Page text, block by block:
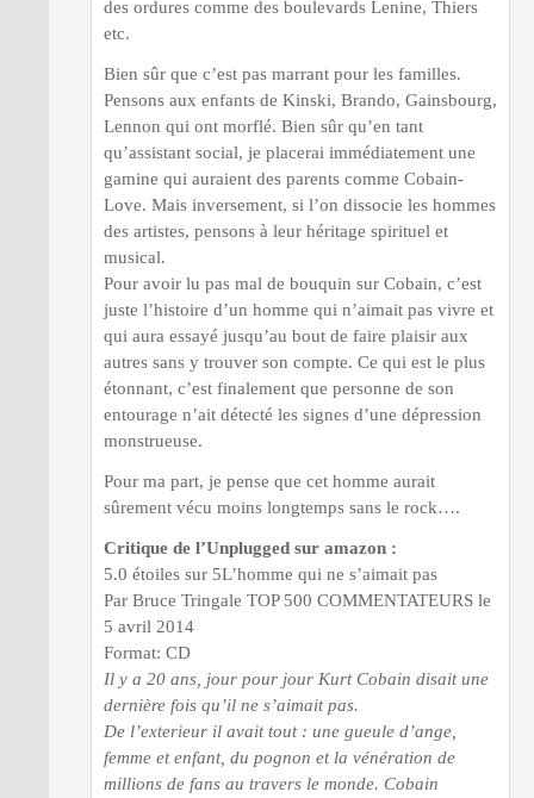
des ordures comme des boulevards Lenine, Thiers
etc.
Bien sûr que c’est pas marrant pour les familles.
Pensons aux enfants de Kinski, Brando, Gainsbourg,
Lennon qui ont morflé. Bien sûr qu’en tant
qu’assistant social, je placerai immédiatement une
gamine qui auraient des parents comme Cobain-
Love. Mais inversement, si l’on dissocie les hommes
des artistes, pensons à leur héritage spirituel et
musical.
Pour avoir lu pas mal de bouquin sur Cobain, c’est
juste l’histoire d’un homme qui n’aimait pas vivre et
qui aura essayé jusqu’au bout de faire plaisir aux
autres sans y trouver son compte. Ce qui est le plus
étonnant, c’est finalement que personne de son
entourage n’ait détecté les signes d’une dépression
monstrueuse.
Pour ma part, je pense que cet homme aurait
sûrement vécu moins longtemps sans le rock….
Critique de l’Unplugged sur amazon :
5.0 étoiles sur 5L’homme qui ne s’aimait pas
Par Bruce Tringale TOP 500 COMMENTATEURS le
5 avril 2014
Format: CD
Il y a 20 ans, jour pour jour Kurt Cobain disait une
dernière fois qu’il ne s’aimait pas.
De l’exterieur il avait tout : une gueule d’ange,
femme et enfant, du pognon et la vénération de
millions de fans au travers le monde. Cobain